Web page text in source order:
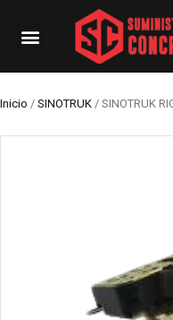
Inicio / SINOTRUK / SINOTRUK